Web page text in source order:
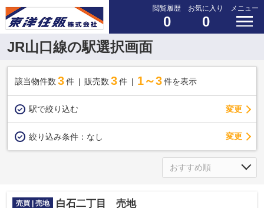
閲覧履歴
0
お気に入り
0
メニュー
JR山口線の駅選択画面
該当物件数 3件 販売数 3 件 1～3 件を表示
駅で絞り込む 変更
絞り込み条件： なし 変更
売買 | 売地 白石二丁目 売地